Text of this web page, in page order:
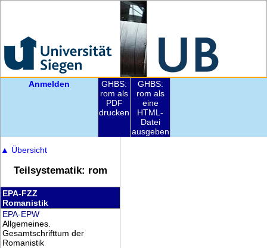
Anmelden
GHBS:
rom als
PDF
drucken
GHBS:
rom als
eine
HTML-
Datei
ausgeben
▲ Übersicht
Teilsystematik: rom
EPA-FZZ
Romanistik
EPA-EPW
Allgemeines.
Gesamtschrifttum der
Romanistik